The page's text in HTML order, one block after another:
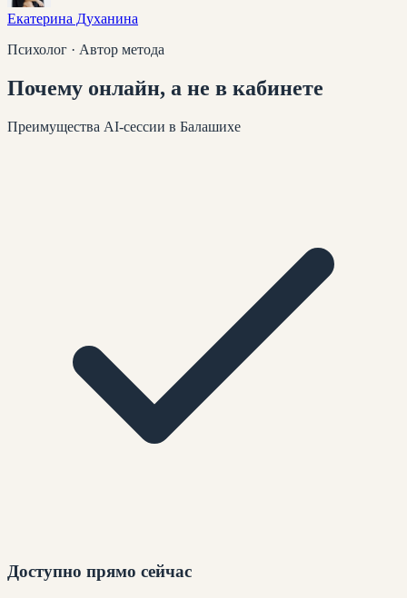
Екатерина Духанина
Психолог · Автор метода
Почему онлайн, а не в кабинете
Преимущества AI-сессии в Балашихе
Доступно прямо сейчас